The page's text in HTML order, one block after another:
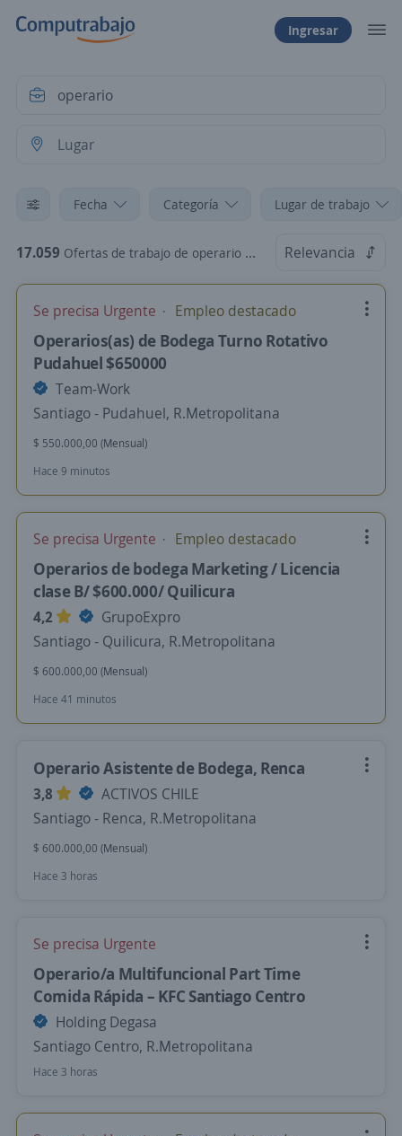
Ingresar
Fecha Categoría Lugar de trabajo
17.059 Ofertas de trabajo de operario en Chile Relevancia
Se precisa Urgente Empleo destacado
Operarios(as) de Bodega Turno Rotativo
Pudahuel $650000
Team-Work
Santiago - Pudahuel, R.Metropolitana
$ 550.000,00 (Mensual)
Hace 9 minutos
Se precisa Urgente Empleo destacado
Operarios de bodega Marketing / Licencia
clase B/ $600.000/ Quilicura
4,2
GrupoExpro
Santiago - Quilicura, R.Metropolitana
$ 600.000,00 (Mensual)
Hace 41 minutos
Operario Asistente de Bodega, Renca
3,8
ACTIVOS CHILE
Santiago - Renca, R.Metropolitana
$ 600.000,00 (Mensual)
Hace 3 horas
Se precisa Urgente
Operario/a Multifuncional Part Time
Comida Rápida – KFC Santiago Centro
Holding Degasa
Santiago Centro, R.Metropolitana
Hace 3 horas